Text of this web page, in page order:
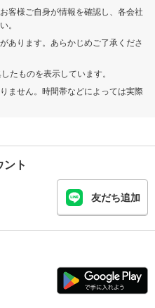
客様ご自身が情報を確認し、各会社
。
あります。あらかじめご了承くださ
たものを表示しています。
ません。時間帯などによっては実際
ト
友だち追加